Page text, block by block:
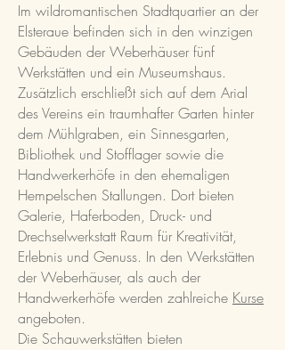
Im wildromantischen Stadtquartier an der
Elsteraue befinden sich in den winzigen
Gebäuden der Weberhäuser fünf
Werkstätten und ein Museumshaus.
Zusätzlich erschließt sich auf dem Arial
des Vereins ein traumhafter Garten hinter
dem Mühlgraben, ein Sinnesgarten,
Bibliothek und Stofflager sowie die
Handwerkerhöfe in den ehemaligen
Hempelschen Stallungen. Dort bieten
Galerie, Haferboden, Druck- und
Drechselwerkstatt Raum für Kreativität,
Erlebnis und Genuss. In den Werkstätten
der Weberhäuser, als auch der
Handwerkerhöfe werden zahlreiche Kurse
angeboten.
Die Schauwerkstätten bieten